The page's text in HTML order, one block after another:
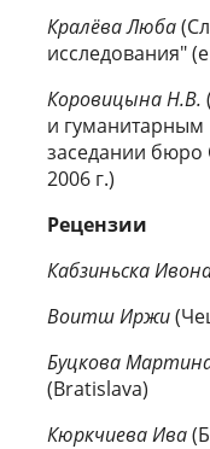
Кралёва Люба
исследования"
Коровицына Н.В.
и гуманитарным
заседании бюро
2006 г.)
Рецензии
Кабзиньска
Воитш Иржи
Буцкова
(Bratislava)
Кюркчиева Ива